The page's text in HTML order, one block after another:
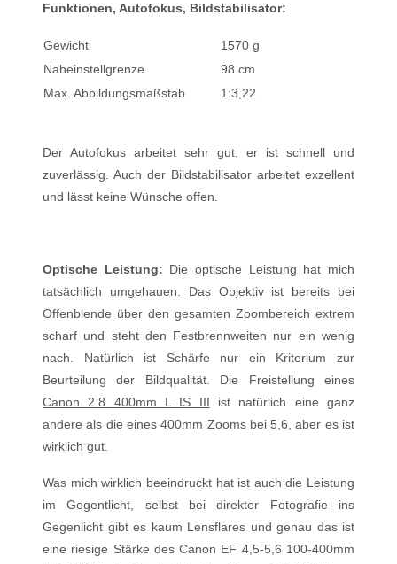
Funktionen, Autofokus, Bildstabilisator:
Gewicht
1570 g
Naheinstellgrenze
98 cm
Max. Abbildungsmaßstab
1:3,22
Der Autofokus arbeitet sehr gut, er ist schnell und
zuverlässig. Auch der Bildstabilisator arbeitet exzellent
und lässt keine Wünsche offen.
Optische Leistung: Die optische Leistung hat mich
tatsächlich umgehauen. Das Objektiv ist bereits bei
Offenblende über den gesamten Zoombereich extrem
scharf und steht den Festbrennweiten nur ein wenig
nach. Natürlich ist Schärfe nur ein Kriterium zur
Beurteilung der Bildqualität. Die Freistellung eines
Canon 2.8 400mm L IS III ist natürlich eine ganz
andere als die eines 400mm Zooms bei 5,6, aber es ist
wirklich gut.
Was mich wirklich beeindruckt hat ist auch die Leistung
im Gegentlicht, selbst bei direkter Fotografie ins
Gegenlicht gibt es kaum Lensflares und genau das ist
eine riesige Stärke des Canon EF 4,5-5,6 100-400mm